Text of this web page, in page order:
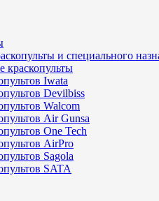
и специального
краскопульты
Iwata
Devilbiss
Walcom
Air Gunsa
One Tech
AirPro
Sagola
SATA